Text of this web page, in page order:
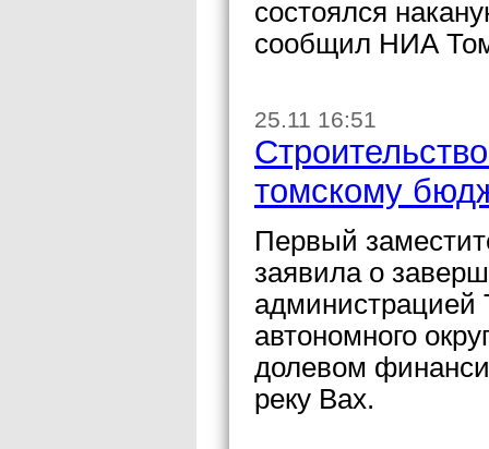
состоялся
сообщил НИА
25.11 16:51
томскому
Первый
заявила о
администрацией
автономного
долевом
реку Вах.